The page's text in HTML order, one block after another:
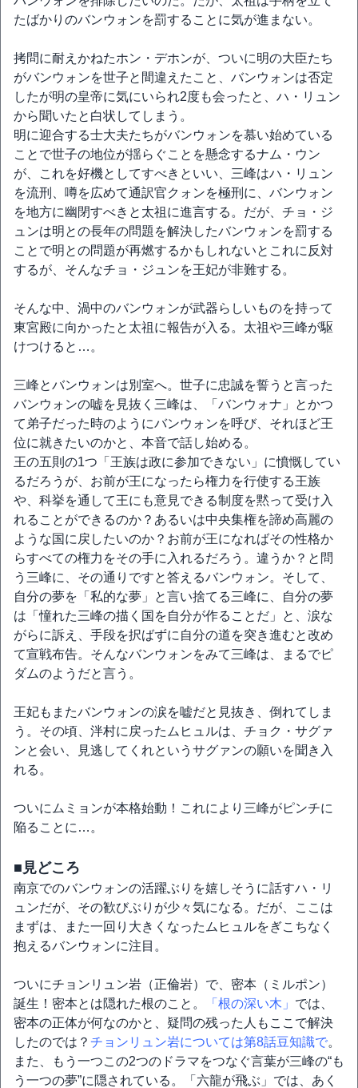
たばかりのバンウォンを罰することに気が進まない。
拷問に耐えかねたホン・デホンが、ついに明の大臣たち
がバンウォンを世子と間違えたこと、バンウォンは否定
したが明の皇帝に気にいられ2度も会ったと、ハ・リュン
から聞いたと白状してしまう。
明に迎合する士大夫たちがバンウォンを慕い始めている
ことで世子の地位が揺らぐことを懸念するナム・ウン
が、これを好機としてすべきといい、三峰はハ・リュン
を流刑、噂を広めて通訳官クォンを極刑に、バンウォン
を地方に幽閉すべきと太祖に進言する。だが、チョ・ジ
ュンは明との長年の問題を解決したバンウォンを罰する
ことで明との問題が再燃するかもしれないとこれに反対
するが、そんなチョ・ジュンを王妃が非難する。
そんな中、渦中のバンウォンが武器らしいものを持って
東宮殿に向かったと太祖に報告が入る。太祖や三峰が駆
けつけると…。
三峰とバンウォンは別室へ。世子に忠誠を誓うと言った
バンウォンの嘘を見抜く三峰は、「バンウォナ」とかつ
て弟子だった時のようにバンウォンを呼び、それほど王
位に就きたいのかと、本音で話し始める。
王の五則の1つ「王族は政に参加できない」に憤慨してい
るだろうが、お前が王になったら権力を行使する王族
や、科挙を通して王にも意見できる制度を黙って受け入
れることができるのか？あるいは中央集権を諦め高麗の
ような国に戻したいのか？お前が王になればその性格か
らすべての権力をその手に入れるだろう。違うか？と問
う三峰に、その通りですと答えるバンウォン。そして、
自分の夢を「私的な夢」と言い捨てる三峰に、自分の夢
は「憧れた三峰の描く国を自分が作ることだ」と、涙な
がらに訴え、手段を択ばずに自分の道を突き進むと改め
て宣戦布告。そんなバンウォンをみて三峰は、まるでピ
ダムのようだと言う。
王妃もまたバンウォンの涙を嘘だと見抜き、倒れてしま
う。その頃、泮村に戻ったムヒュルは、チョク・サグァ
ンと会い、見逃してくれというサグァンの願いを聞き入
れる。
ついにムミョンが本格始動！これにより三峰がピンチに
陥ることに…。
■見どころ
南京でのバンウォンの活躍ぶりを嬉しそうに話すハ・リ
ュンだが、その歓びぶりが少々気になる。だが、ここは
まずは、また一回り大きくなったムヒュルをぎこちなく
抱えるバンウォンに注目。
ついにチョンリュン岩（正倫岩）で、密本（ミルポン）
誕生！密本とは隠れた根のこと。
「根の深い木」 では、
密本の正体が何なのかと、疑問の残った人もここで解決
したのでは？ チョンリュン岩については第8話豆知識で。
また、もう一つこの2つのドラマをつなぐ言葉が三峰の“も
う一つの夢”に隠されている。「六龍が飛ぶ」では、あく